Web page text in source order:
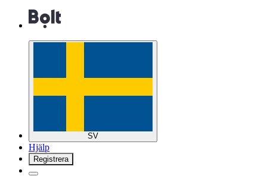
SV
Hjälp
Registrera